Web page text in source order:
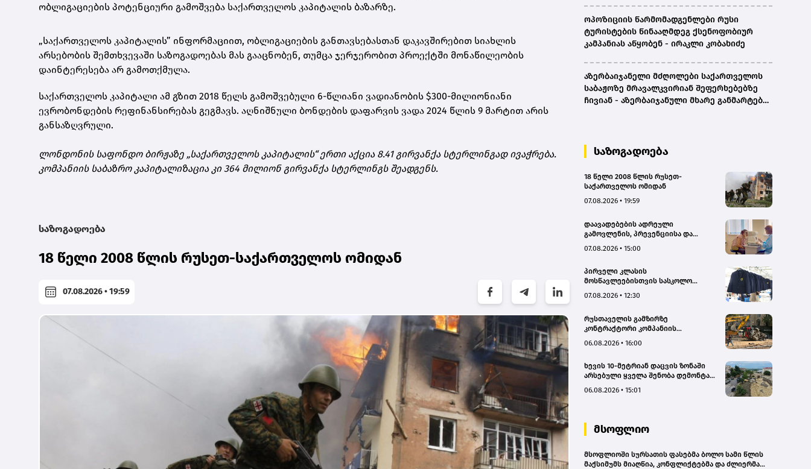
ობლიგაციების პოტენციური გამოშვება საქართველოს კაპიტალის ბაზარზე.
„საქართველოს კაპიტალის” ინფორმაციით, ობლიგაციების განთავსებასთან დაკავშირებით სიახლის
არსებობის შემთხვევაში საზოგადოებას მას გააცნობენ, თუმცა ჯერჯერობით პროექტში მონაწილეობის
დაინტერესება არ გამოთქმულა.
საქართველოს კაპიტალი ამ გზით 2018 წელს გამოშვებული 6-წლიანი ვადიანობის $300-მილიონიანი
ევრობონდების რეფინანსირებას გეგმავს. აღნიშნული ბონდების დაფარვის ვადა 2024 წლის 9 მარტით არის
განსაზღვრული.
ლონდონის საფონდო ბირჟაზე „საქართველოს კაპიტალის“ ერთი აქცია 8.41 გირვანქა სტერლინგად ივაჭრება.
კომპანიის საბაზრო კაპიტალიზაცია კი 364 მილიონ გირვანქა სტერლინგს შეადგენს.
საზოგადოება
18 წელი 2008 წლის რუსეთ-საქართველოს ომიდან
07.08.2026 • 19:59
ენაზე განათლების ხელმისაწვდომობა-
სახალხო დამცველი
ოპოზიციის წარმომადგენლები რუსი
ტურისტების წინააღმდეგ ქსენოფობიურ
კამპანიას აწყობენ - ირაკლი კობახიძე
აზერბაიჯანელი მძღოლები საქართველოს
საბაჟოზე მრავალკვირიან შეფერხებებზე
ჩივიან - აზერბაიჯანული მხარე განმარტებას
საზოგადოება
18 წელი 2008 წლის რუსეთ-
საქართველოს ომიდან
07.08.2026 • 19:59
დაავადებების ადრეული
გამოვლენის, პრევენციისა და
მომსახურებაზე ხელმისაწვდომობის
დედოფლისწყაროში, სამედიცინო
სკრინინგი გაიმართა – ჯანდაცვის
სამინისტრო
07.08.2026 • 15:00
პირველი კლასის
მოსწავლეებისთვის სასკოლო
სექტემბრის პერიოდში
07.08.2026 • 12:30
რუსთაველის გამზირზე
კონტრაქტორი კომპანიის
ახლოს იმოძრავა, რამაც ნიადაგის
გამოიწვია, გადაბრუნდა
ავტომანქანა - თვითმცლელში
იმყოფებოდა მცირეწლოვანი ბავშვი
06.08.2026 • 16:00
ხევის 10-მეტრიან დაცვის ზონაში
არსებული ყველა შენობა დემონტაჟს
06.08.2026 • 15:01
მსოფლიო
მსოფლიოში სურსათის ფასებმა ბოლო სამი წლის
მაქსიმუმს მიაღწია, კონფლიქტებმა და ძლიერმა